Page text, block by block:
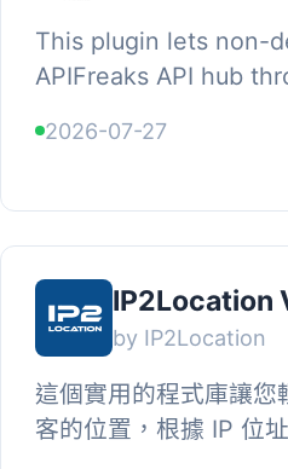
This plugin lets non-
APIFreaks API hub
Features:, , Visitor IP
2026-07-27
IP2Location
by IP2Location
這個實用的程式庫讓您
客的位置，根據 IP 位